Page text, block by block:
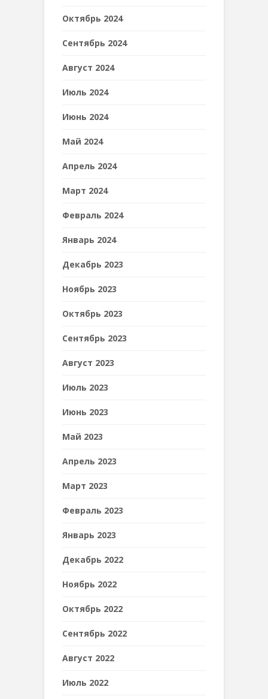
Октябрь 2024
Сентябрь 2024
Август 2024
Июль 2024
Июнь 2024
Май 2024
Апрель 2024
Март 2024
Февраль 2024
Январь 2024
Декабрь 2023
Ноябрь 2023
Октябрь 2023
Сентябрь 2023
Август 2023
Июль 2023
Июнь 2023
Май 2023
Апрель 2023
Март 2023
Февраль 2023
Январь 2023
Декабрь 2022
Ноябрь 2022
Октябрь 2022
Сентябрь 2022
Август 2022
Июль 2022